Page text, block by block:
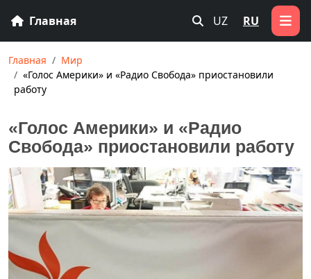
Главная UZ RU
Главная
Мир
«Голос Америки» и «Радио Свобода» приостановили
работу
«Голос Америки» и «Радио
Свобода» приостановили работу